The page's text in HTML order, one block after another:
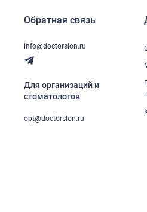
Обратная связь
info@doctorslon.ru
Для организаций и
стоматологов
opt@doctorslon.ru